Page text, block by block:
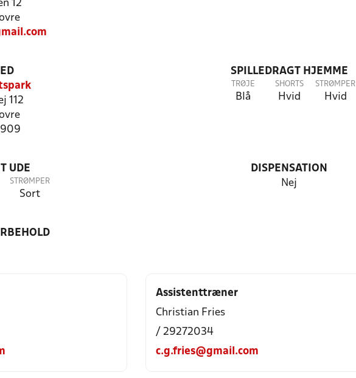
12
112
SPILLEDRAGT HJEMME
TRØJE
Blå
SHORTS
Hvid
STRØMPER
Hvid
UDE
STRØMPER
Sort
DISPENSATION
Nej
Assistenttræner
Christian Fries
/ 29272034
c.g.fries@gmail.com